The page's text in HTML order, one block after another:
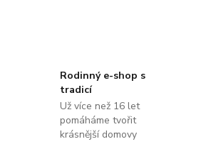
Rodinný e-shop s
tradicí
Už více než 16 let
pomáháme tvořit
krásnější domovy